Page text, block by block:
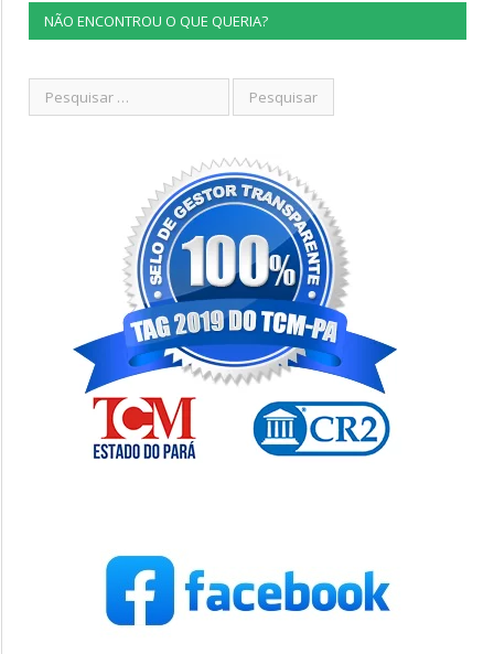
NÃO ENCONTROU O QUE QUERIA?